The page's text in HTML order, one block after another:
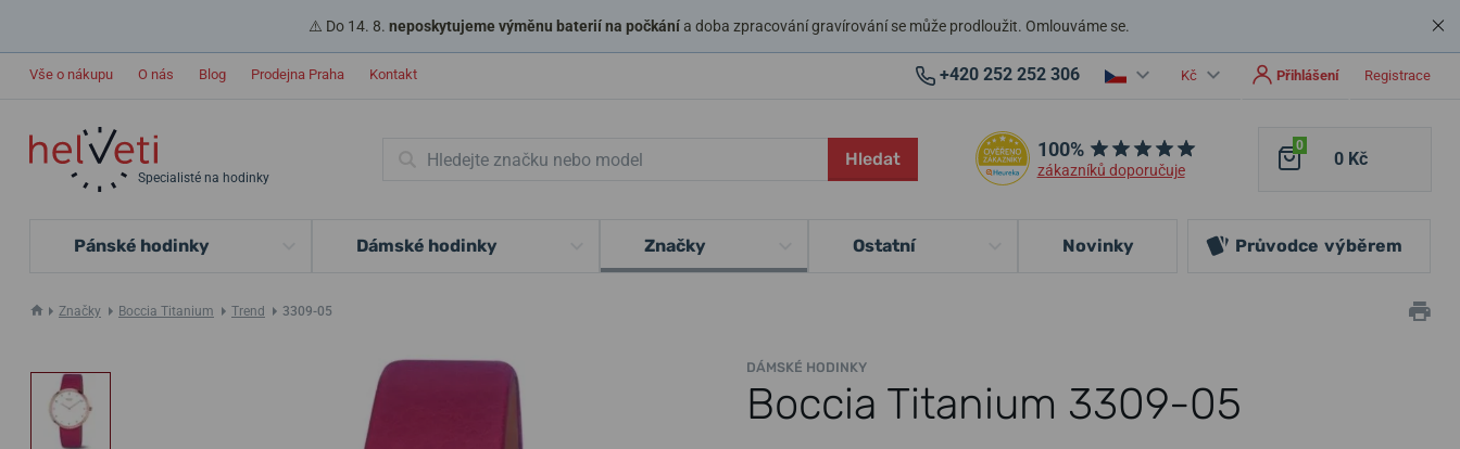
⚠️ Do 14. 8. neposkytujeme výměnu baterií na počkánía doba zpracování gravírování se může prodloužit. Omlouváme se.
Vše o nákupu O nás Blog Prodejna Praha Kontakt +420 252 252 306 Kč Přihlášení Registrace
Specialisté na hodinky
Hledat 100%
zákazníků doporučuje
0
0 Kč
Pánské hodinky Dámské hodinky Značky Ostatní Novinky Průvodce výběrem
Značky Boccia Titanium Trend 3309-05
DÁMSKÉ HODINKY
Boccia Titanium 3309-05